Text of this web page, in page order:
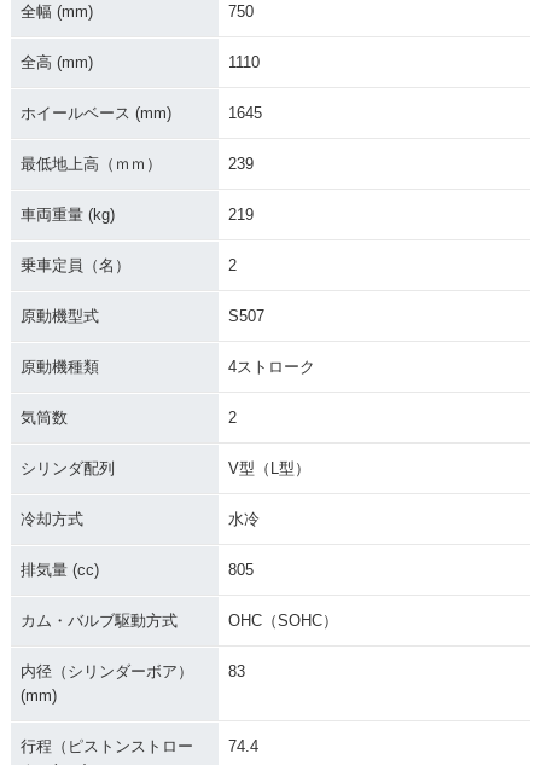
全幅 (mm) 750
全高 (mm) 1110
ホイールベース (mm) 1645
最低地上高（ｍｍ） 239
車両重量 (kg) 219
乗車定員（名） 2
原動機型式 S507
原動機種類 4ストローク
気筒数 2
シリンダ配列 V型（L型）
冷却方式 水冷
排気量 (cc) 805
カム・バルブ駆動方式 OHC（SOHC）
内径（シリンダーボア）
(mm)
83
行程（ピストンストロー
74.4